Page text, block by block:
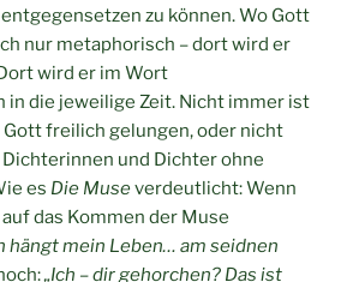
zu können. Wo Gott
nur metaphorisch – dort wird er
wird er im Wort
in die jeweilige Zeit. Nicht immer ist
Gott freilich gelungen, oder nicht
und Dichter ohne
es Die Museverdeutlicht: Wenn
das Kommen der Muse
hängt mein Leben… am seidnen
„Ich – dir gehorchen? Das ist